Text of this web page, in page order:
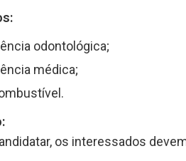
odontológica;
médica;
os interessados